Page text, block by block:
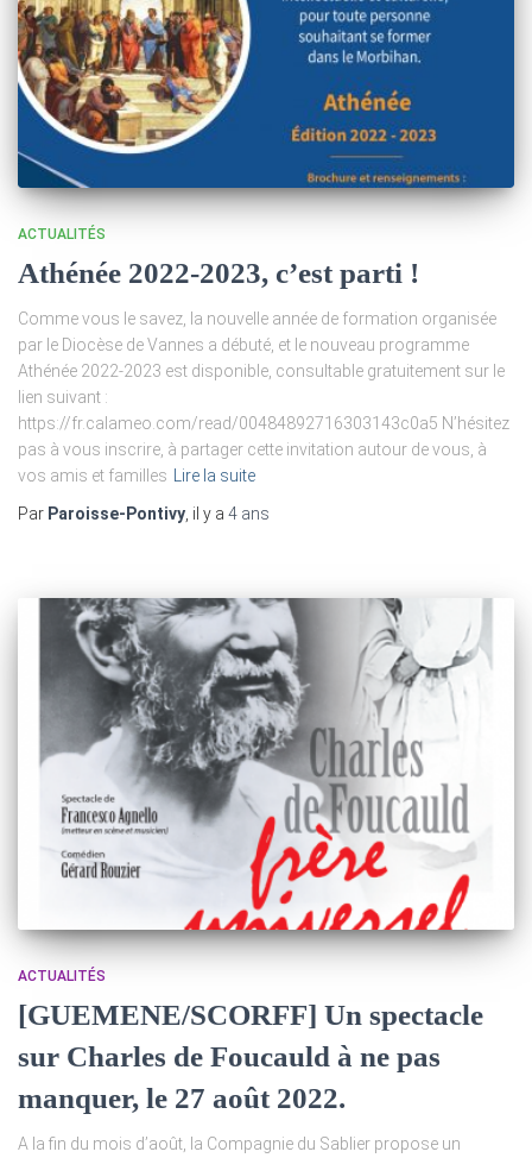
ACTUALITÉS
Athénée 2022-2023, c’est parti !
Comme vous le savez, la nouvelle année de formation organisée
par le Diocèse de Vannes a débuté, et le nouveau programme
Athénée 2022-2023 est disponible, consultable gratuitement sur le
lien suivant :
https://fr.calameo.com/read/00484892716303143c0a5 N’hésitez
pas à vous inscrire, à partager cette invitation autour de vous, à
vos amis et familles
Lire la suite
Par Paroisse-Pontivy , il y a 4 ans
ACTUALITÉS
[GUEMENE/SCORFF] Un spectacle
sur Charles de Foucauld à ne pas
manquer, le 27 août 2022.
A la fin du mois d’août, la Compagnie du Sablier propose un